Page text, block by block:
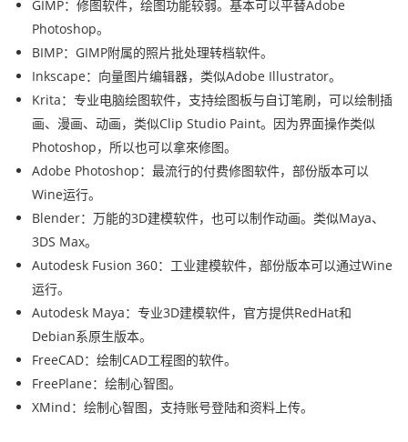
GIMP：修图软件，绘图功能较弱。基本可以平替Adobe
Photoshop。
BIMP：GIMP附属的照片批处理转档软件。
Inkscape：向量图片编辑器，类似Adobe Illustrator。
Krita：专业电脑绘图软件，支持绘图板与自订笔刷，可以绘制插
画、漫画、动画，类似Clip Studio Paint。因为界面操作类似
Photoshop，所以也可以拿來修图。
Adobe Photoshop：最流行的付费修图软件，部份版本可以
Wine运行。
Blender：万能的3D建模软件，也可以制作动画。类似Maya、
3DS Max。
Autodesk Fusion 360：工业建模软件，部份版本可以通过Wine
运行。
Autodesk Maya：专业3D建模软件，官方提供RedHat和
Debian系原生版本。
FreeCAD：绘制CAD工程图的软件。
FreePlane：绘制心智图。
XMind：绘制心智图，支持账号登陆和资料上传。